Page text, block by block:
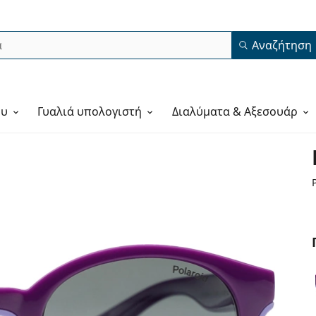
Αναζήτηση
Γυαλιά υπολογιστή Διαλύματα & Αξεσουάρ